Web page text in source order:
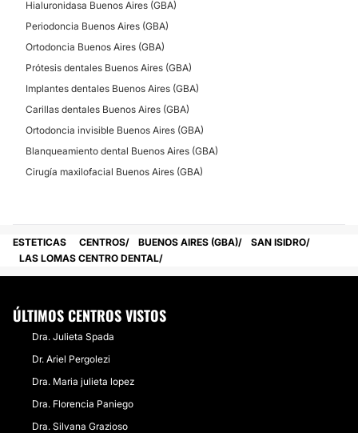
Hialuronidasa Buenos Aires (GBA)
Periodoncia Buenos Aires (GBA)
Ortodoncia Buenos Aires (GBA)
Prótesis dentales Buenos Aires (GBA)
Implantes dentales Buenos Aires (GBA)
Carillas dentales Buenos Aires (GBA)
Ortodoncia invisible Buenos Aires (GBA)
Blanqueamiento dental Buenos Aires (GBA)
Cirugía maxilofacial Buenos Aires (GBA)
ESTETICAS CENTROS BUENOS AIRES (GBA)
SAN ISIDRO
LAS LOMAS CENTRO DENTAL
ÚLTIMOS CENTROS VISTOS
Dra. Julieta Spada
Dr. Ariel Pergolezi
Dra. Maria julieta lopez
Dra. Florencia Paniego
Dra. Silvana Grazioso